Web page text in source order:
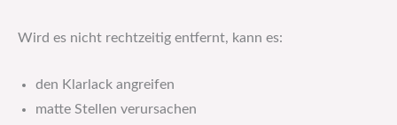
Wird es nicht rechtzeitig entfernt, kann es:
den Klarlack angreifen
matte Stellen verursachen